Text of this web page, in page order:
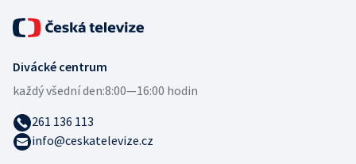
Divácké centrum
každý všední den:8:00—16:00 hodin
261 136 113
info@ceskatelevize.cz